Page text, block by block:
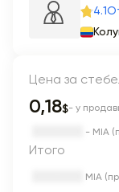
4.1
Цена за
0,18$- у
- MIA
Итого
MIA